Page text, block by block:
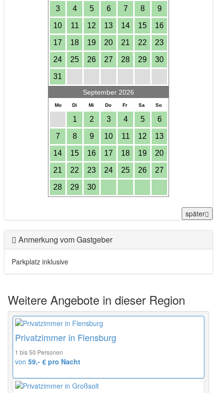
3 4 5 6 7 8 9
10 11 12 13 14 15 16
17 18 19 20 21 22 23
24 25 26 27 28 29 30
31
September 2026
Mo Di Mi Do Fr Sa So
1 2 3 4 5 6
7 8 9 10 11 12 13
14 15 16 17 18 19 20
21 22 23 24 25 26 27
28 29 30
später
Anmerkung vom Gastgeber
Parkplatz inklusive
Weitere Angebote in dieser Region
Privatzimmer in Flensburg
1 bis 50 Personen
von 59,- € pro Nacht